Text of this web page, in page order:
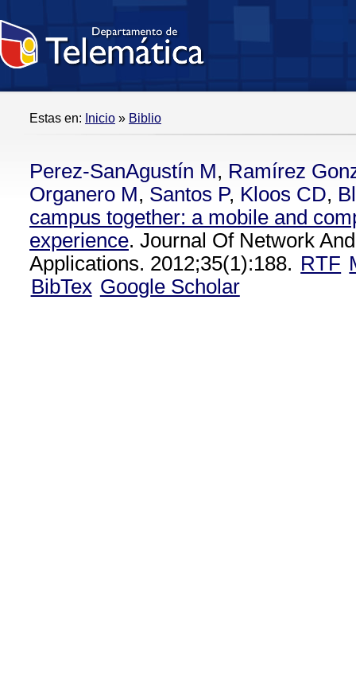
Estas en: Inicio » Biblio
Perez-SanAgustín M, Ramírez
Organero M, Santos P, Kloos CD,
campus together: a mobile and
experience. Journal Of Network
Applications. 2012;35(1):188. RTF
BibTex Google Scholar